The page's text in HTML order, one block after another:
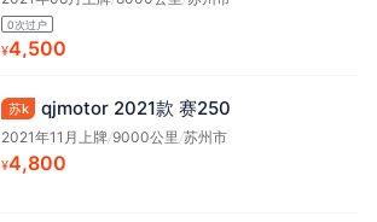
0次过户
¥4,500
苏k qjmotor 2021款 赛250
2021年11月上牌/9000公里/苏州市
¥4,800